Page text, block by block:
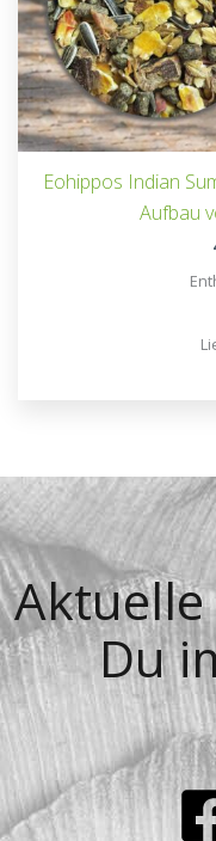
Eohippos Indian
Aufbau
Du